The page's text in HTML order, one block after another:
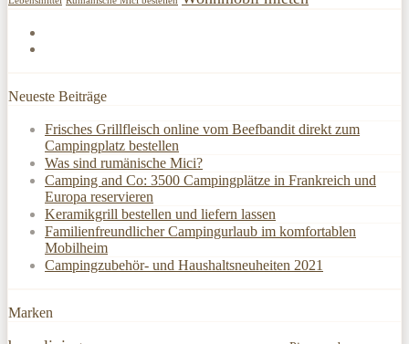
Neueste Beiträge
Frisches Grillfleisch online vom Beefbandit direkt zum
Campingplatz bestellen
Was sind rumänische Mici?
Camping and Co: 3500 Campingplätze in Frankreich und
Europa reservieren
Keramikgrill bestellen und liefern lassen
Familienfreundlicher Campingurlaub im komfortablen
Mobilheim
Campingzubehör- und Haushaltsneuheiten 2021
Marken